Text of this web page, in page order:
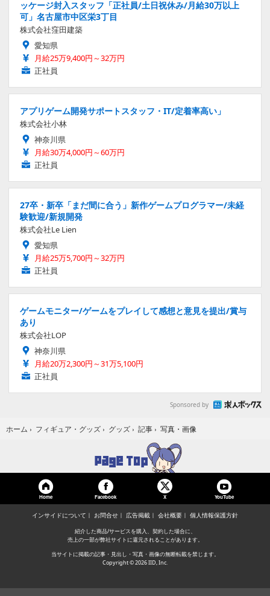
ッケージ封入スタッフ「正社員/土日祝休み/月給30万以上
可」名古屋市中区栄3丁目
株式会社窪田建築
愛知県
月給25万9,400円～32万円
正社員
アプリゲーム開発サポートスタッフ・IT/定着率高い」
株式会社小林
神奈川県
月給30万4,000円～60万円
正社員
27卒・新卒「まだ間に合う」新作ゲームプログラマー/未経
験歓迎/新規開発
株式会社Le Lien
愛知県
月給25万5,700円～32万円
正社員
ゲームモニター/ゲームをプレイして感想と意見を提出/賞与
あり
株式会社LOP
神奈川県
月給20万2,300円～31万5,100円
正社員
Sponsored by
ホーム › フィギュア・グッズ › グッズ › 記事 › 写真・画像
Home Facebook X YouTube
インサイドについて お問合せ 広告掲載 会社概要 個人情報保護方針
紹介した商品/サービスを購入、契約した場合に、
売上の一部が弊社サイトに還元されることがあります。
当サイトに掲載の記事・見出し・写真・画像の無断転載を禁じます。
Copyright © 2026 IID, Inc.